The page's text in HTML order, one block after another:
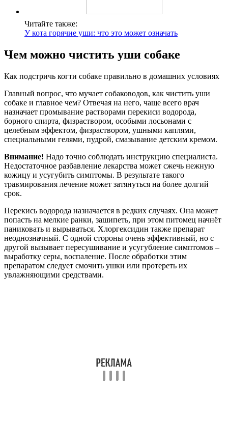
Читайте также:
У кота горячие уши: что это может означать
Чем можно чистить уши собаке
Как подстричь когти собаке правильно в домашних условиях
Главный вопрос, что мучает собаководов, как чистить уши
собаке и главное чем? Отвечая на него, чаще всего врач
назначает промывание растворами перекиси водорода,
борного спирта, физраствором, особыми лосьонами с
целебным эффектом, физраствором, ушными каплями,
специальными гелями, пудрой, смазывание детским кремом.
Внимание! Надо точно соблюдать инструкцию специалиста.
Недостаточное разбавление лекарства может сжечь нежную
кожицу и усугубить симптомы. В результате такого
травмирования лечение может затянуться на более долгий
срок.
Перекись водорода назначается в редких случаях. Она может
попасть на мелкие ранки, зашипеть, при этом питомец начнёт
паниковать и вырываться. Хлоргексидин также препарат
неоднозначный. С одной стороны очень эффективный, но с
другой вызывает пересушивание и усугубление симптомов –
выработку серы, воспаление. После обработки этим
препаратом следует смочить ушки или протереть их
увлажняющими средствами.